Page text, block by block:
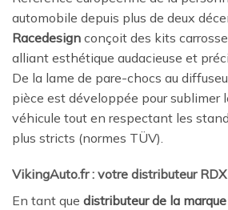
automobile depuis plus de deux
Racedesign conçoit des kits
alliant esthétique audacieuse et
De la lame de pare-chocs au
pièce est développée pour sublimer
véhicule tout en respectant les
plus stricts (normes TÜV).
VikingAuto.fr : votre distributeur
En tant que distributeur de la